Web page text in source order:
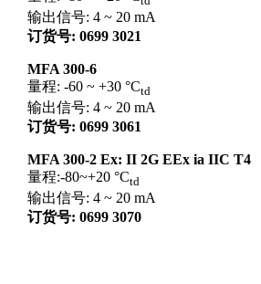
输出信号: 4 ~ 20 mA
订货号: 0699 3021
MFA 300-6
量程: -60 ~ +30 °Ctd
输出信号: 4 ~ 20 mA
订货号: 0699 3061
MFA 300-2 Ex: II 2G EEx ia IIC T4
量程:-80~+20 °Ctd
输出信号: 4 ~ 20 mA
订货号: 0699 3070